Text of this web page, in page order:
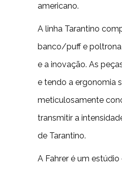
americano.
A linha Tarantino
banco/puff e
e a inovação. As
e tendo a ergonomia
meticulosamente
transmitir a
de Tarantino.
A Fahrer é um